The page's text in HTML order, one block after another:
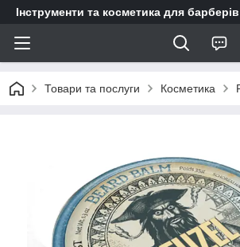
Інструменти та косметика для барберів
Товари та послуги Косметика